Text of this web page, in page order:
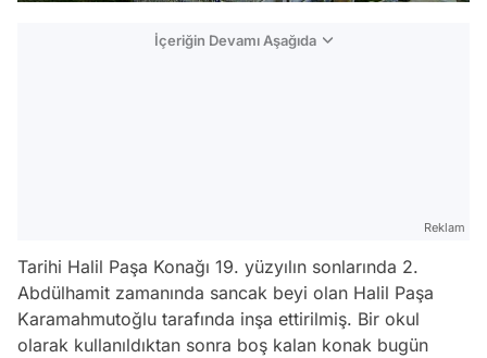
İçeriğin Devamı Aşağıda
Reklam
Tarihi Halil Paşa Konağı 19. yüzyılın sonlarında 2.
Abdülhamit zamanında sancak beyi olan Halil Paşa
Karamahmutoğlu tarafında inşa ettirilmiş. Bir okul
olarak kullanıldıktan sonra boş kalan konak bugün